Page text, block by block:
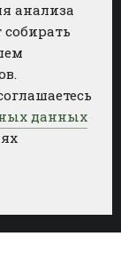
анализа
собирать
данных